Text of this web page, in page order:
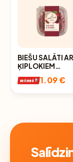
BIEŠU SALĀTI AR
ĶIPLOKIEM
200G 1.09 €